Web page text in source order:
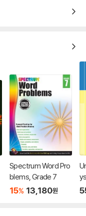
Spectrum Word Pro
blems, Grade 7
15% 13,180원